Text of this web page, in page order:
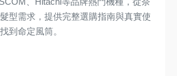
型需求，提供完整選購指南與真實使
到命定風筒。